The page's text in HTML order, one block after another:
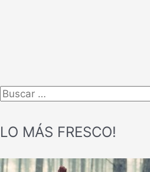
B
LO MÁS FRESCO!